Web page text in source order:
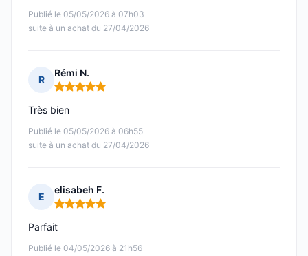
Publié le 05/05/2026 à 07h03
suite à un achat du 27/04/2026
R
Rémi N.
Note : 5 sur 5
Publié le 05/05/2026 à 06h55
suite à un achat du 27/04/2026
Très bien
E
elisabeh F.
Note : 5 sur 5
Publié le 04/05/2026 à 21h56
Parfait